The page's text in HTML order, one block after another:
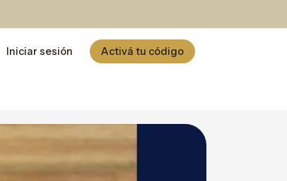
Iniciar sesión Activá tu código